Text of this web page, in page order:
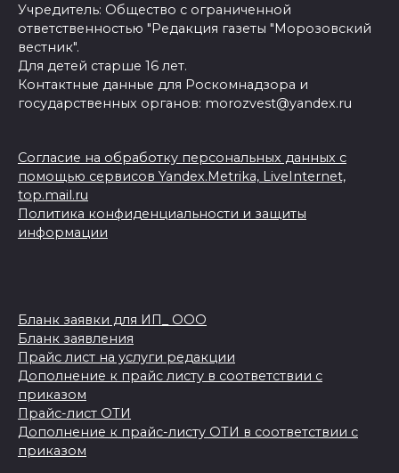
Учредитель: Общество с ограниченной
ответственностью "Редакция газеты "Морозовский
вестник".
Для детей старше 16 лет.
Контактные данные для Роскомнадзора и
государственных органов: morozvest@yandex.ru
Согласие на обработку персональных данных с
помощью сервисов Yandex.Metrika, LiveInternet,
top.mail.ru
Политика конфиденциальности и защиты
информации
Бланк заявки для ИП_ ООО
Бланк заявления
Прайс лист на услуги редакции
Дополнение к прайс листу в соответствии с
приказом
Прайс-лист ОТИ
Дополнение к прайс-листу ОТИ в соответствии с
приказом